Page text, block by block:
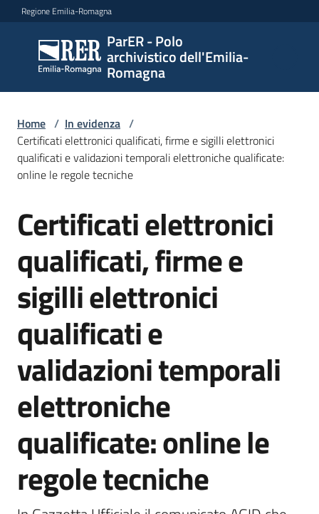
Vai al contenuto
Vai alla navigazione
Vai al footer
Regione Emilia-Romagna
ParER - Polo
archivistico dell'Emilia-
Romagna
ParER -
Polo
archivistico
Romagna
Polo
Archivio
storico
Conservazione
Argomenti
Contatti
Home / In evidenza /
Certificati elettronici qualificati, firme e sigilli elettronici
qualificati e validazioni temporali elettroniche qualificate:
online le regole tecniche
Salta al contenuto
Certificati elettronici
qualificati, firme e
sigilli elettronici
qualificati e
validazioni temporali
elettroniche
qualificate: online le
regole tecniche